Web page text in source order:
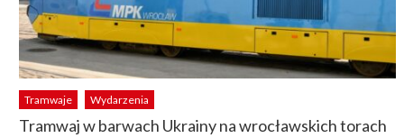
Tramwaje Wydarzenia
Tramwaj w barwach Ukrainy na wrocławskich torach